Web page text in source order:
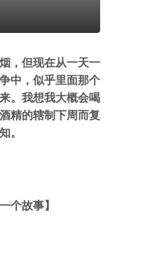
，但现在从一天一
中，似乎里面那个
。我想我大概会喝
精的辖制下周而复
。
个故事】